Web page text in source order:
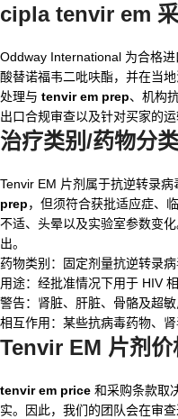
cipla tenvir em
Oddway International 为合格
酸替诺福韦二吡呋酯，并在当
处理与 tenvir em prep、机构
出口合规审查以及针对买家的运
治疗类别/药物分类
Tenvir EM 片剂属于抗逆转录
prep，但须符合获批适应症、
不适、头晕以及实验室参数变
出。
药物类别：固定剂量抗逆转录
用途：经批准情况下用于 HIV
警告：肾脏、肝脏、骨骼及超
相互作用：某些抗病毒药物、
Tenvir EM 片剂
tenvir em price 和采购条款取
实。因此，我们的团队会在审